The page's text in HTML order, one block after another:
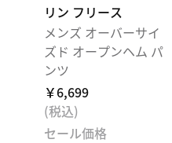
リン フリース
メンズ オーバーサイ
ズド オープンヘム パ
ンツ
￥6,699
(税込)
セール価格